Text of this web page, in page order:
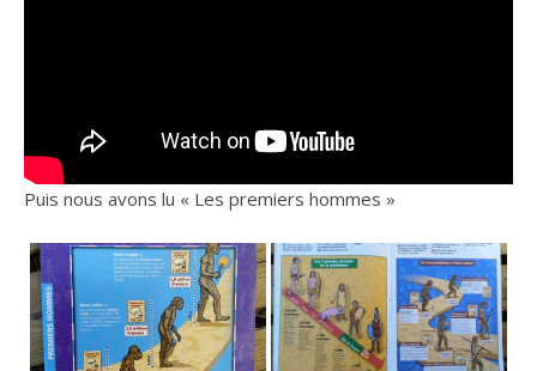
Puis nous avons lu « Les premiers hommes »